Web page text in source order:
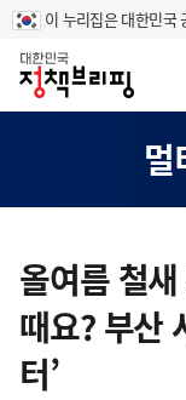
이 누리집은 대한민국
홈
멀
텐
츠
영
역
올여름 철
때요? 부산
터’